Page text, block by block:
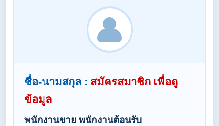
ชื่อ-นามสกุล : สมัครสมาชิก เพื่อดู
ข้อมูล
พนักงานขาย พนักงานต้อนรับ